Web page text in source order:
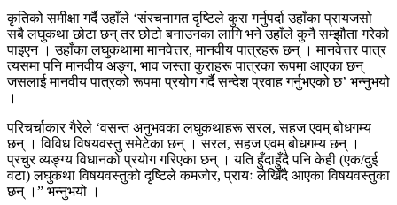
कृतिको समीक्षा गर्दै उहाँले ‘संरचनागत दृष्टिले कुरा गर्नुपर्दा उहाँका प्रायजसो
सबै लघुकथा छोटा छन् तर छोटो बनाउनका लागि भने उहाँले कुनै सम्झौता गरेको
पाइएन । उहाँका लघुकथामा मानवेत्तर, मानवीय पात्रहरू छन् । मानवेत्तर पात्र
त्यसमा पनि मानवीय अङ्ग, भाव जस्ता कुराहरू पात्रका रूपमा आएका छन्
जसलाई मानवीय पात्रको रूपमा प्रयोग गर्दै सन्देश प्रवाह गर्नुभएको छ’ भन्नुभयो
।
परिचर्चाकार गैरेले ‘वसन्त अनुभवका लघुकथाहरू सरल, सहज एवम् बोधगम्य
छन् । विविध विषयवस्तु समेटेका छन् । सरल, सहज एवम् बोधगम्य छन् ।
प्रचुर व्यङ्ग्य विधानको प्रयोग गरिएका छन् । यति हुँदाहुँदै पनि केही (एक/दुई
वटा) लघुकथा विषयवस्तुको दृष्टिले कमजोर, प्रायः लेखिँदै आएका विषयवस्तुका
छन् ।” भन्नुभयो ।